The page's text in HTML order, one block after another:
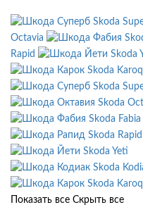
Skoda
Octavia
Rapid
Skoda
Skoda Karoq
Skoda
Skoda
Skoda Fabia
Skoda Rapid
Skoda Yeti
Skoda
Skoda Karoq
Показать все Скрыть все